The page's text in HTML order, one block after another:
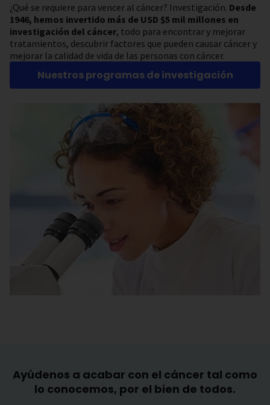
¿Qué se requiere para vencer al cáncer? Investigación. Desde
1946, hemos invertido más de USD $5 mil millones en
investigación del cáncer, todo para encontrar y mejorar
tratamientos, descubrir factores que pueden causar cáncer y
mejorar la calidad de vida de las personas con cáncer.
Nuestros programas de investigación
Ayúdenos a acabar con el cáncer tal como
lo conocemos, por el bien de todos.